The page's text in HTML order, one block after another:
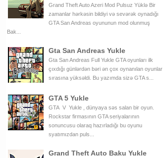
Grand Theft Auto Azeri Mod Pulsuz Yüklə Bir
zamanlar hərkəsin bildiyi və sevərək oynadığı
GTA San Andreas oyununun mod olunmuş
Bak...
Gta San Andreas Yukle
Gta San Andreas Full Yukle GTA oyunları ilk
çıxdığı günlərdən bəri ən çox oynanılan oyunlar
sırasına yüksəldi. Bu yazımda sizə GTA s...
GTA 5 Yukle
GTA V Yukle , dünyaya səs salan bir oyun.
Rockstar firmasının GTA seriyalarının
sonuncusu olaraq hazırladığı bu oyunu
syatımızdan puls...
Grand Theft Auto Baku Yukle